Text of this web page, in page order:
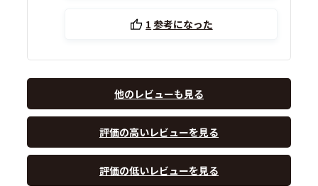
1 参考になった
他のレビューも見る
評価の高いレビューを見る
評価の低いレビューを見る